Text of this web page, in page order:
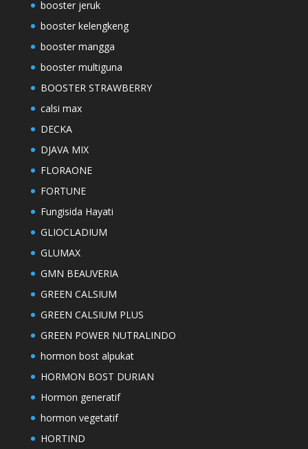
booster jeruk
booster kelengkeng
booster mangga
booster multiguna
BOOSTER STRAWBERRY
calsi max
DECKA
DJAVA MIX
FLORAONE
FORTUNE
Fungisida Hayati
GLIOCLADIUM
GLUMAX
GMN BEAUVERIA
GREEN CALSIUM
GREEN CALSIUM PLUS
GREEN POWER NUTRALINDO
hormon bost alpukat
HORMON BOST DURIAN
Hormon generatif
hormon vegetatif
HORTIND